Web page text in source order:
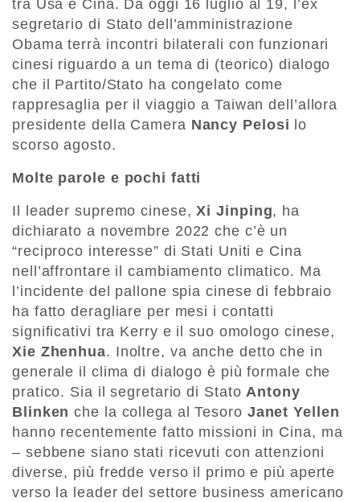
tra Usa e Cina. Da oggi 16 luglio al 19, l’ex
segretario di Stato dell’amministrazione
Obama terrà incontri bilaterali con funzionari
cinesi riguardo a un tema di (teorico) dialogo
che il Partito/Stato ha congelato come
rappresaglia per il viaggio a Taiwan dell’allora
presidente della Camera Nancy Pelosi lo
scorso agosto.
Molte parole e pochi fatti
Il leader supremo cinese,Xi Jinping, ha
dichiarato a novembre 2022 che c’è un
“reciproco interesse” di Stati Uniti e Cina
nell’affrontare il cambiamento climatico. Ma
l’incidente del pallone spia cinese di febbraio
ha fatto deragliare per mesi i contatti
significativi tra Kerry e il suo omologo cinese,
Xie Zhenhua. Inoltre, va anche detto che in
generale il clima di dialogo è più formale che
pratico. Sia il segretario di StatoAntony
Blinken che la collega al Tesoro Janet Yellen
hanno recentemente fatto missioni in Cina, ma
– sebbene siano stati ricevuti con attenzioni
diverse, più fredde verso il primo e più aperte
verso la leader del settore business americano